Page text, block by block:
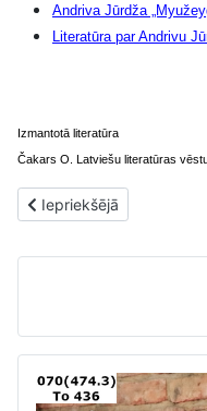
Andriva Jūrdža
Literatūra par Andrivu
Izmantotā literatūra
Čakars O. Latviešu literatūras
Iepriekšējais raksts:
Iepriekšējā